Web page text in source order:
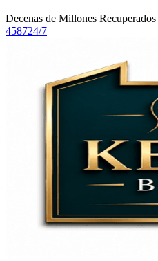
Decenas de Millones Recuperados|
458724/7